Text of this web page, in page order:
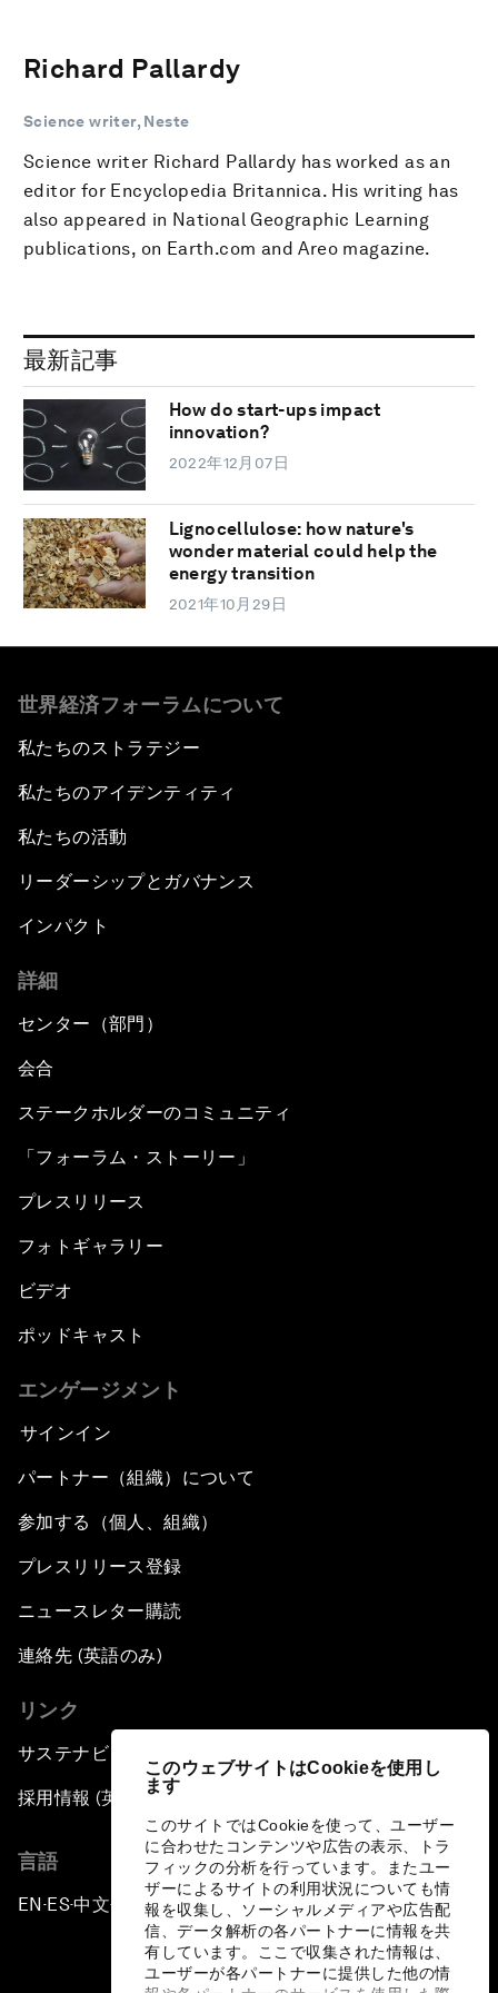
このウェブサイトはCookieを使用し
ます
このサイトではCookieを使って、ユーザー
に合わせたコンテンツや広告の表示、トラ
フィックの分析を行っています。またユー
ザーによるサイトの利用状況についても情
報を収集し、ソーシャルメディアや広告配
信、データ解析の各パートナーに情報を共
有しています。ここで収集された情報は、
ユーザーが各パートナーに提供した他の情
Richard Pallardy
Science writer, Neste
Science writer Richard Pallardy has worked as an
editor for Encyclopedia Britannica. His writing has
also appeared in National Geographic Learning
publications, on Earth.com and Areo magazine.
最新記事
How do start-ups impact
innovation?
2022年12月07日
Lignocellulose: how nature's
wonder material could help the
energy transition
2021年10月29日
世界経済フォーラムについて
私たちのストラテジー
私たちのアイデンティティ
私たちの活動
リーダーシップとガバナンス
インパクト
詳細
センター（部門）
会合
ステークホルダーのコミュニティ
「フォーラム・ストーリー」
プレスリリース
フォトギャラリー
ビデオ
ポッドキャスト
エンゲージメント
サインイン
パートナー（組織）について
参加する（個人、組織）
プレスリリース登録
ニュースレター購読
連絡先 (英語のみ)
リンク
サステナビリティへの取り組み
採用情報 (英語のみ)
言語
EN ▪ES▪中文▪ 日本語